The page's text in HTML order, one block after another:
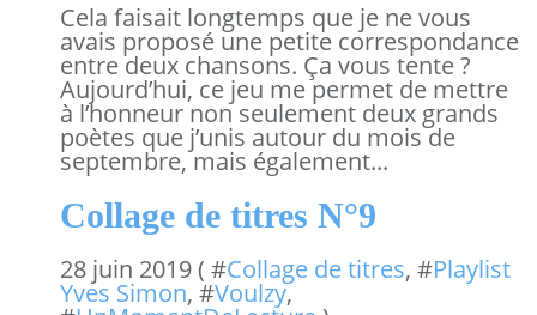
Cela faisait longtemps que je ne vous
avais proposé une petite correspondance
entre deux chansons. Ça vous tente ?
Aujourd’hui, ce jeu me permet de mettre
à l’honneur non seulement deux grands
poètes que j’unis autour du mois de
septembre, mais également...
Collage de titres N°9
28 juin 2019 ( #Collage de titres, #Playlist
Yves Simon, #Voulzy,